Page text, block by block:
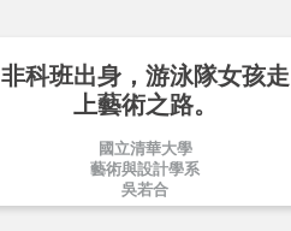
非科班出身，游泳隊女孩走
上藝術之路。
國立清華大學
藝術與設計學系
吳若合